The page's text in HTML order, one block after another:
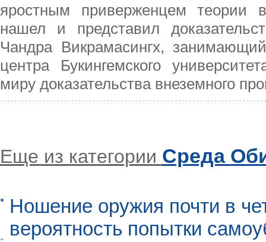
яростным приверженцем теории
нашел и представил
Чандра Викрамасингх, занимающий
центра Букингемского
миру доказательства внеземного
Еще из категории Среда
Ношение оружия почти в
вероятность попытки